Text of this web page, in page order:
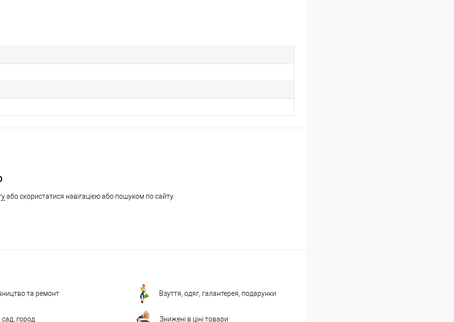
або скористатися навігацією або пошуком по сайту.
та ремонт Взуття, одяг, галантерея, подарунки
сад, город Знижені в ціні товари